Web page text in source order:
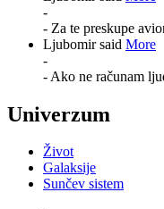
-
- Za te preskupe
Ljubomir said More
-
- Ako ne računam
Univerzum
Život
Galaksije
Sunčev sistem